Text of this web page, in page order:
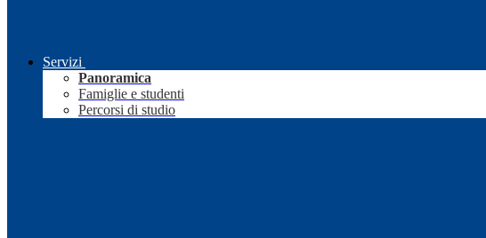
Servizi
Panoramica
Famiglie e studenti
Percorsi di studio